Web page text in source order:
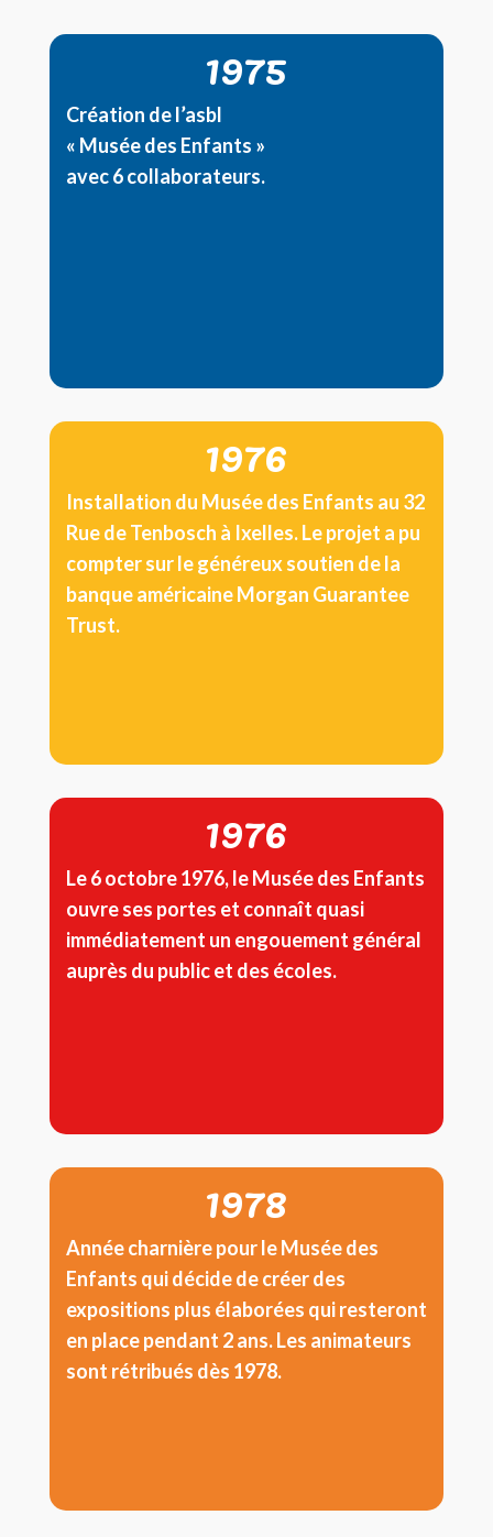
1975
Création de l’asbl
« Musée des Enfants »
avec 6 collaborateurs.
1976
Installation du Musée des Enfants au 32
Rue de Tenbosch à Ixelles. Le projet a pu
compter sur le généreux soutien de la
banque américaine Morgan Guarantee
Trust.
1976
Le 6 octobre 1976, le Musée des Enfants
ouvre ses portes et connaît quasi
immédiatement un engouement général
auprès du public et des écoles.
1978
Année charnière pour le Musée des
Enfants qui décide de créer des
expositions plus élaborées qui resteront
en place pendant 2 ans. Les animateurs
sont rétribués dès 1978.